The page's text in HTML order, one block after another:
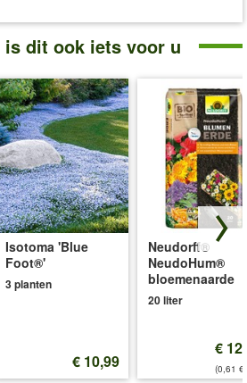
is dit ook iets voor u
Isotoma 'Blue
Foot®'
3 planten
€ 10,99
Neudorff®
NeudoHum®
bloemenaarde
20 liter
€
(0,61